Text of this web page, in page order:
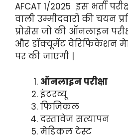
AFCAT 1/2025 इस भर्ती
वाली उम्मीदवारों की चयन
प्रोसेस जो की ऑनलाइन
और डॉक्यूमेंट वेरिफिकेशन
पर की जाएगी |
ऑनलाइन परीक्षा
इंटरव्यू
फिजिकल
दस्तावेज सत्यापन
मेडिकल टेस्ट